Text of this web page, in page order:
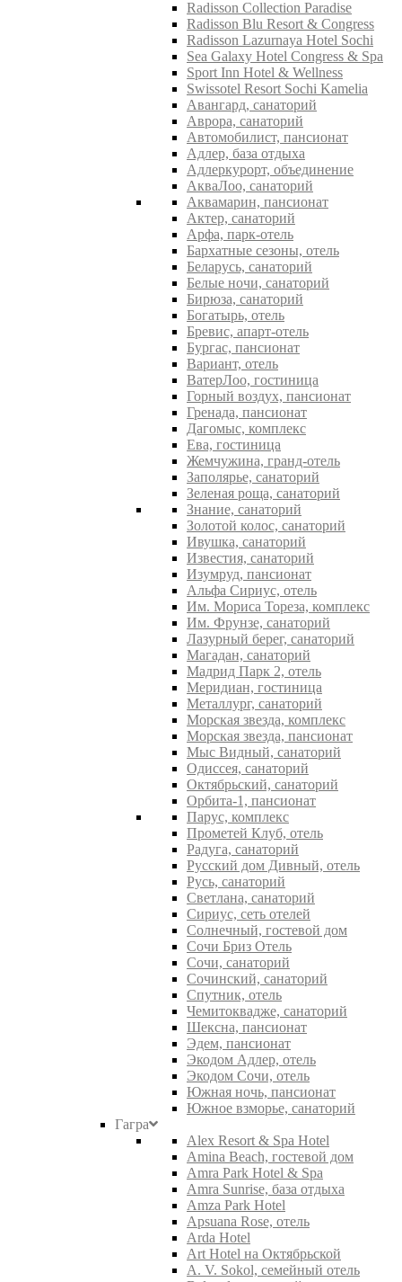
Radisson Collection Paradise
Radisson Blu Resort & Congress
Radisson Lazurnaya Hotel Sochi
Sea Galaxy Hotel Congress & Spa
Sport Inn Hotel & Wellness
Swissotel Resort Sochi Kamelia
Авангард, санаторий
Аврора, санаторий
Автомобилист, пансионат
Адлер, база отдыха
Адлеркурорт, объединение
АкваЛоо, санаторий
Аквамарин, пансионат
Актер, санаторий
Арфа, парк-отель
Бархатные сезоны, отель
Беларусь, санаторий
Белые ночи, санаторий
Бирюза, санаторий
Богатырь, отель
Бревис, апарт-отель
Бургас, пансионат
Вариант, отель
ВатерЛоо, гостиница
Горный воздух, пансионат
Гренада, пансионат
Дагомыс, комплекс
Ева, гостиница
Жемчужина, гранд-отель
Заполярье, санаторий
Зеленая роща, санаторий
Знание, санаторий
Золотой колос, санаторий
Ивушка, санаторий
Известия, санаторий
Изумруд, пансионат
Альфа Сириус, отель
Им. Мориса Тореза, комплекс
Им. Фрунзе, санаторий
Лазурный берег, санаторий
Магадан, санаторий
Мадрид Парк 2, отель
Меридиан, гостиница
Металлург, санаторий
Морская звезда, комплекс
Морская звезда, пансионат
Мыс Видный, санаторий
Одиссея, санаторий
Октябрьский, санаторий
Орбита-1, пансионат
Парус, комплекс
Прометей Клуб, отель
Радуга, санаторий
Русский дом Дивный, отель
Русь, санаторий
Светлана, санаторий
Сириус, сеть отелей
Солнечный, гостевой дом
Сочи Бриз Отель
Сочи, санаторий
Сочинский, санаторий
Спутник, отель
Чемитоквадже, санаторий
Шексна, пансионат
Эдем, пансионат
Экодом Адлер, отель
Экодом Сочи, отель
Южная ночь, пансионат
Южное взморье, санаторий
Гагра
Alex Resort & Spa Hotel
Amina Beach, гостевой дом
Amra Park Hotel & Spa
Amra Sunrise, база отдыха
Amza Park Hotel
Apsuana Rose, отель
Arda Hotel
Art Hotel на Октябрьской
A. V. Sokol, семейный отель